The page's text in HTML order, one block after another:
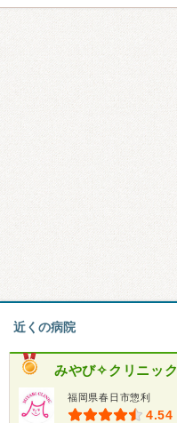
近くの病院
みやび✧クリニック
福岡県春日市惣利
4.54